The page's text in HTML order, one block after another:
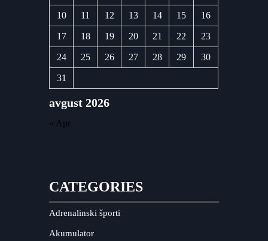
avgust 2026
10 11 12 13 14 15 16
17 18 19 20 21 22 23
24 25 26 27 28 29 30
31
« Apr
CATEGORIES
Adrenalinski športi
Akumulator